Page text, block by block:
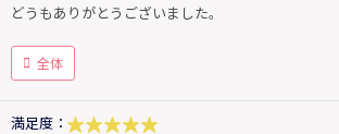
どうもありがとうございました。
全体
満足度：